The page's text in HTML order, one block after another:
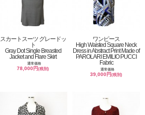
スカートスーツ グレードッ
ト
Gray Dot Single Breasted
Jacket and Flare Skirt
通常価格
78,000円(税別)
ワンピース
High Waisted Square Neck
Dress in Abstract Print Made of
PAROLARI EMILIO PUCCI
Fabric
通常価格
39,000円(税別)